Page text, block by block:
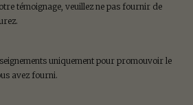
témoignage, veuillez ne pas fournir de
uniquement pour promouvoir le
avez fourni.